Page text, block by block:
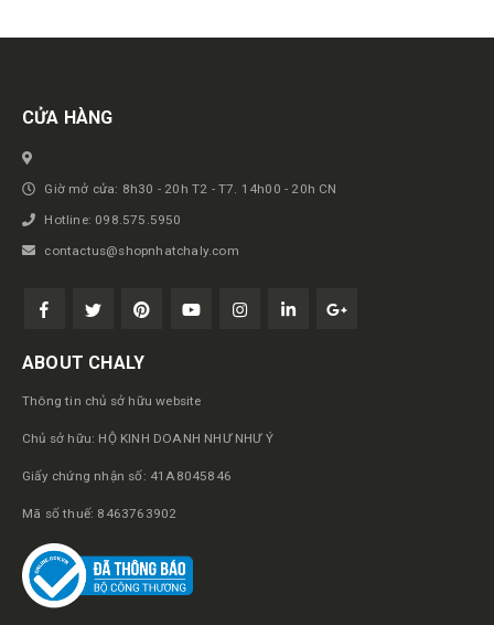
Get in touch
CỬA HÀNG
Giờ mở cửa: 8h30 - 20h T2 - T7. 14h00 - 20h CN
Hotline: 098.575.5950
contactus@shopnhatchaly.com
ABOUT CHALY
Thông tin chủ sở hữu website
Chủ sở hữu: HỘ KINH DOANH NHƯ NHƯ Ý
Giấy chứng nhận số: 41A8045846
Mã số thuế: 8463763902